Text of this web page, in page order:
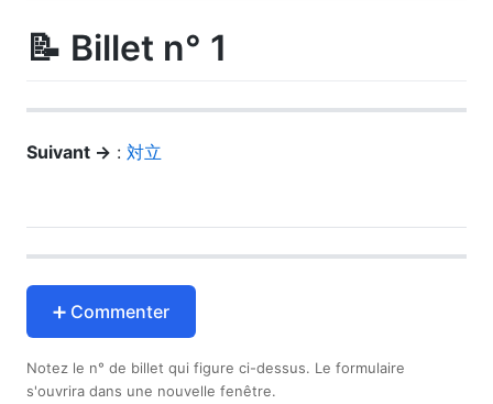
📝 Billet n° 1
Suivant → : 対立
➕ Commenter
Notez le n° de billet qui figure ci-dessus. Le formulaire
s'ouvrira dans une nouvelle fenêtre.